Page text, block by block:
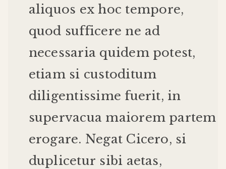
aliquos ex hoc tempore,
quod sufficere ne ad
necessaria quidem potest,
etiam si custoditum
diligentissime fuerit, in
supervacua maiorem partem
erogare. Negat Cicero, si
duplicetur sibi aetas,